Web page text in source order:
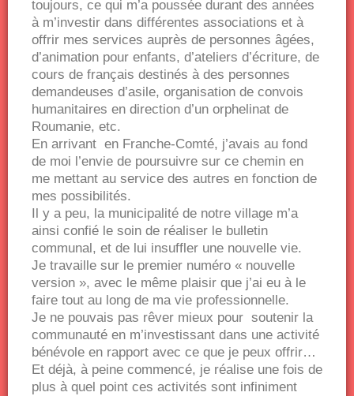
toujours, ce qui m’a poussée durant des années
à m’investir dans différentes associations et à
offrir mes services auprès de personnes âgées,
d’animation pour enfants, d’ateliers d’écriture, de
cours de français destinés à des personnes
demandeuses d’asile, organisation de convois
humanitaires en direction d’un orphelinat de
Roumanie, etc.
En arrivant en Franche-Comté, j’avais au fond
de moi l’envie de poursuivre sur ce chemin en
me mettant au service des autres en fonction de
mes possibilités.
Il y a peu, la municipalité de notre village m’a
ainsi confié le soin de réaliser le bulletin
communal, et de lui insuffler une nouvelle vie.
Je travaille sur le premier numéro « nouvelle
version », avec le même plaisir que j’ai eu à le
faire tout au long de ma vie professionnelle.
Je ne pouvais pas rêver mieux pour soutenir la
communauté en m’investissant dans une activité
bénévole en rapport avec ce que je peux offrir…
Et déjà, à peine commencé, je réalise une fois de
plus à quel point ces activités sont infiniment